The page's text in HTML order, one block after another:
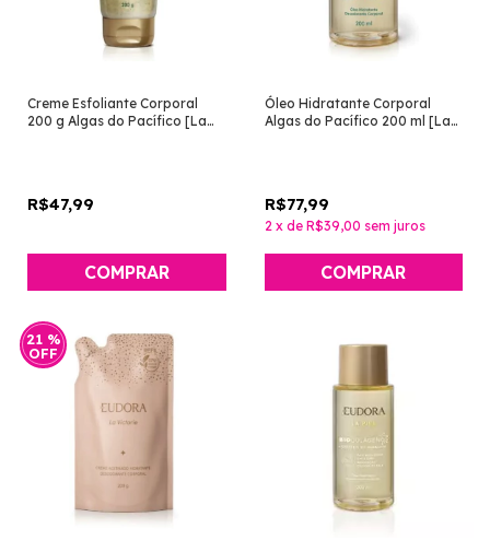
Creme Esfoliante Corporal
200 g Algas do Pacífico [La
R$47,99
Óleo Hidratante Corporal
Algas do Pacífico 200 ml [La
R$77,99
2 x de R$39,00 sem juros
21 %
OFF